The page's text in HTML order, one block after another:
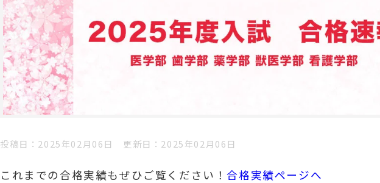
投稿日 2025年02月06日 更新日 2025年02月06日
これまでの合格実績もぜひご覧ください！合格実績ページへ